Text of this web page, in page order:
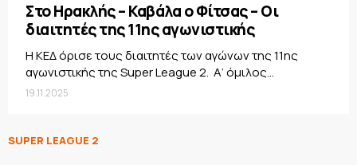
Στο Ηρακλής – Καβάλα ο Φίτσας – Οι
διαιτητές της 11ης αγωνιστικής
Η ΚΕΔ όρισε τους διαιτητές των αγώνων της 11ης
αγωνιστικής της Super League 2. Α’ όμιλος...
19.11.2025
SUPER LEAGUE 2